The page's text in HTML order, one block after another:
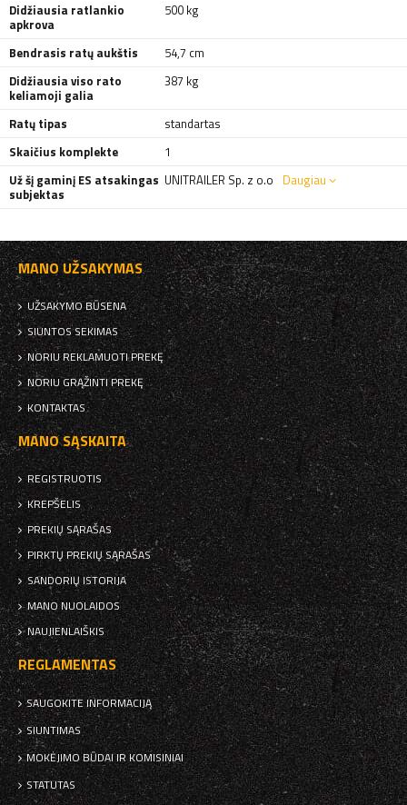
Didžiausia ratlankio
apkrova
500 kg
Bendrasis ratų aukštis
54,7 cm
Didžiausia viso rato
keliamoji galia
387 kg
Ratų tipas
standartas
Skaičius komplekte
1
Už šį gaminį ES atsakingas
subjektas
UNITRAILER Sp. z o.o Daugiau
MANO UŽSAKYMAS
UŽSAKYMO BŪSENA
SIUNTOS SEKIMAS
NORIU REKLAMUOTI PREKĘ
NORIU GRĄŽINTI PREKĘ
KONTAKTAS
MANO SĄSKAITA
REGISTRUOTIS
KREPŠELIS
PREKIŲ SĄRAŠAS
PIRKTŲ PREKIŲ SĄRAŠAS
SANDORIŲ ISTORIJA
MANO NUOLAIDOS
NAUJIENLAIŠKIS
REGLAMENTAS
SAUGOKITE INFORMACIJĄ
SIUNTIMAS
MOKĖJIMO BŪDAI IR KOMISINIAI
STATUTAS